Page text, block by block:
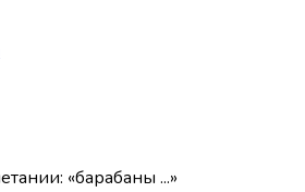
«барабаны ...»